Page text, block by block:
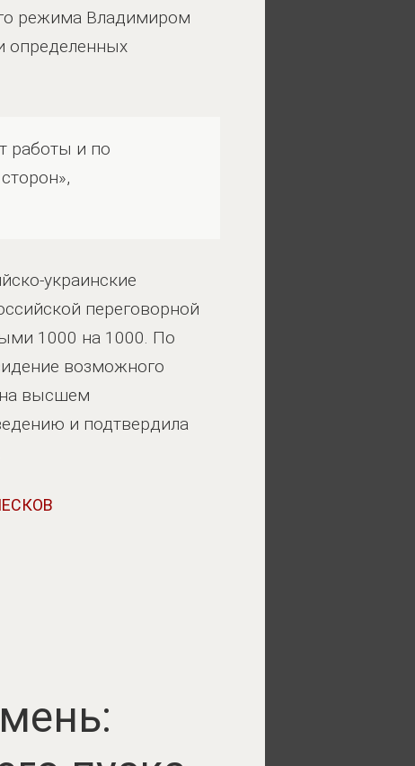
режима Владимиром
определенных
работы и по
украинские
переговорной
1000 на 1000. По
возможного
на высшем
и подтвердила